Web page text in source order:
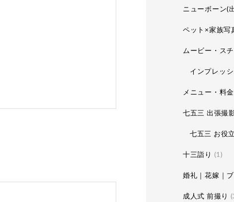
ニューボーン(
ペット×家族写
ムービー・ス
インプレッ
メニュー・料金
七五三 出張撮
七五三 お役
十三詣り (1)
婚礼｜花嫁｜
成人式 前撮り